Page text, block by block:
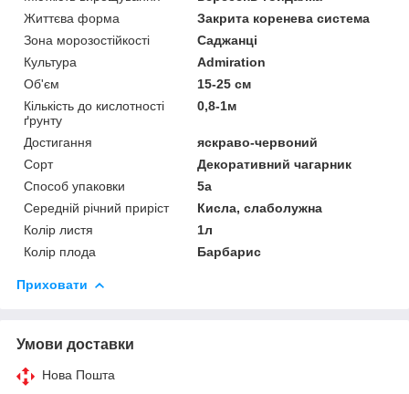
Життєва форма
Закрита коренева система
Зона морозостійкості
Саджанці
Культура
Admiration
Об'єм
15-25 см
Кількість до кислотності
ґрунту
0,8-1м
Достигання
яскраво-червоний
Сорт
Декоративний чагарник
Способ упаковки
5а
Середній річний приріст
Кисла, слаболужна
Колір листя
1л
Колір плода
Барбарис
Приховати
Умови доставки
Нова Пошта